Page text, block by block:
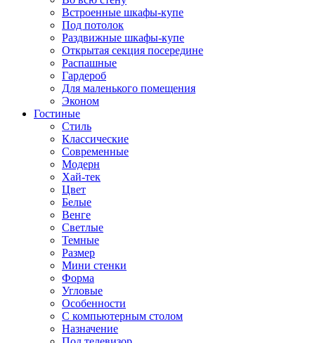
Встроенные шкафы-купе
Под потолок
Раздвижные шкафы-купе
Открытая секция посередине
Распашные
Гардероб
Для маленького помещения
Эконом
Гостиные
Стиль
Классические
Современные
Модерн
Хай-тек
Цвет
Белые
Венге
Светлые
Темные
Размер
Мини стенки
Форма
Угловые
Особенности
С компьютерным столом
Назначение